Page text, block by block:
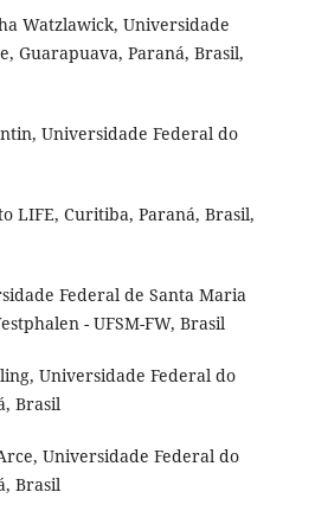
Watzlawick, Universidade
Guarapuava, Paraná, Brasil,
Universidade Federal do
LIFE, Curitiba, Paraná, Brasil,
Federal de Santa Maria
- UFSM-FW, Brasil
Universidade Federal do
Brasil
Universidade Federal do
Brasil